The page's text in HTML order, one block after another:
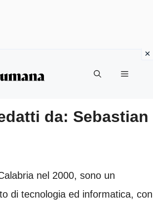
Menu
da: Sebastian
nel 2000, sono un
di tecnologia ed informatica, con